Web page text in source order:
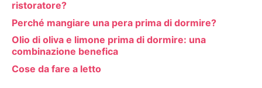
ristoratore?
Perché mangiare una pera prima di dormire?
Olio di oliva e limone prima di dormire: una
combinazione benefica
Cose da fare a letto